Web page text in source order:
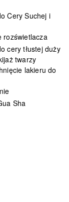
Cery Suchej i
rozświetlacza
cery tłustej duży
twarzy
lakieru do
Sha